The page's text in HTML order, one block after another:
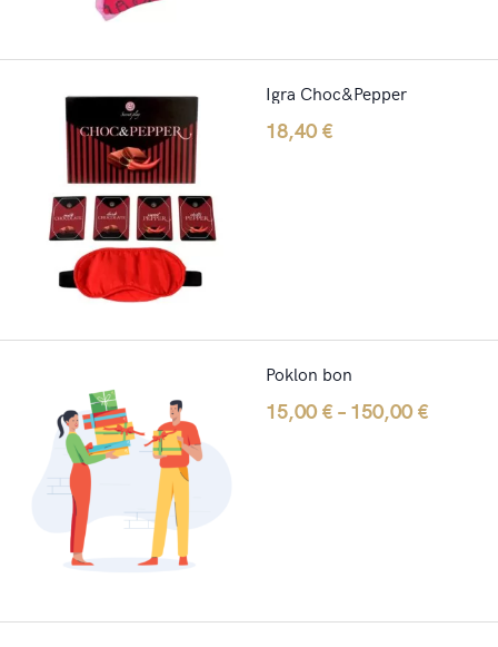
Igra Choc&Pepper
18,40€
Poklon bon
15,00€ – 150,00€